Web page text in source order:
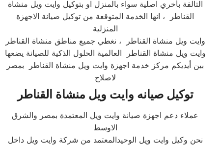
التالفة بأخري اصلية سواء بالمنزل او بتوكيل وايت ويل منشاة
القناطر ، انها الخدمة المتوقعة من توكيل صيانة الاجهزة
المنزلية
وايت ويل منشاة القناطر ، نغطي جميع مناطق منشاة القناطر
وايت ويل منشاة القناطر العالمية الحلول الذكية للصيانة يضعها
بين أيديكم مركز خدمة اجهزة وايت ويل منشاة القناطر بمصر
لاصلاح
توكيل صيانه وايت ويل منشاة القناطر
عملاء دعم اجهزة صيانة وايت ويل المعتمدة بمصر والشرق
الاوسط
نحن وكيل وايت ويل الوحيدالمعتمد من شركة وايت ويل داخل